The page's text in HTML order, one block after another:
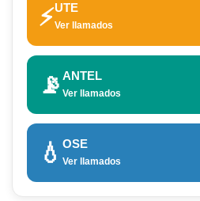
⚡UTE
Ver llamados
📡 ANTEL
Ver llamados
💧 OSE
Ver llamados